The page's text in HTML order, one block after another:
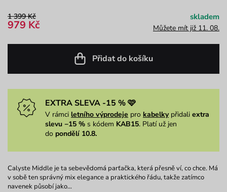
1 399 Kč
979 Kč
skladem
Můžete mít již 11. 08.
Přidat do košíku
EXTRA SLEVA -15 % 🩷
V rámci letního výprodeje pro kabelkypřidali extra
slevu −15 % s kódem KAB15. Platí už jen
do pondělí 10.8.
Calyste Middle je ta sebevědomá parťačka, která přesně ví, co chce. Má
v sobě ten správný mix elegance a praktického řádu, takže zatímco
navenek působí jako…